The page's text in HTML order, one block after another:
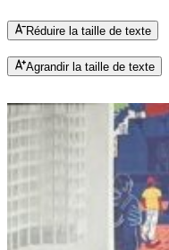
Réduire la taille de texte
Agrandir la taille de texte